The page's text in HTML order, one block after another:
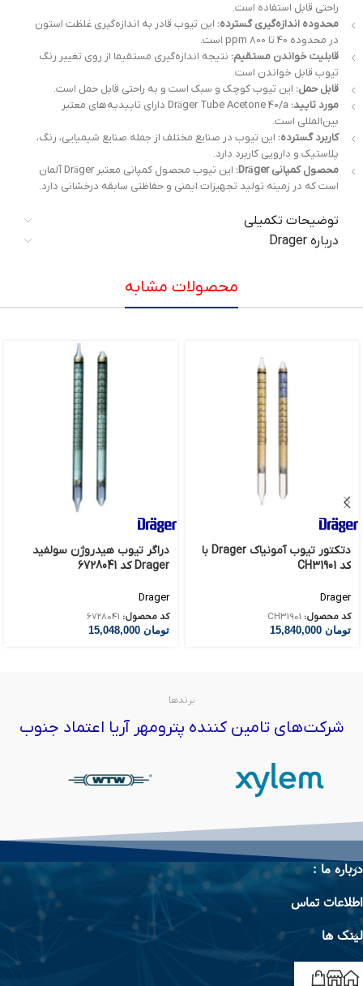
راحتی قابل استفاده است.
محدوده اندازه‌گیری گسترده: این تیوب قادر به اندازه‌گیری غلظت استون
در محدوده 40 تا 800 ppm است.
قابلیت خواندن مستقیم: نتیجه اندازه‌گیری مستقیما از روی تغییر رنگ
تیوب قابل خواندن است.
قابل حمل: این تیوب کوچک و سبک است و به راحتی قابل حمل است.
مورد تایید:
Dräger Tube Acetone 40/a دارای تاییدیه‌های معتبر
بین‌المللی است.
کاربرد گسترده: این تیوب در صنایع مختلف از جمله صنایع شیمیایی، رنگ،
پلاستیک و دارویی کاربرد دارد.
محصول کمپانی Dräger:
این تیوب محصول کمپانی معتبر Dräger آلمان
است که در زمینه تولید تجهیزات ایمنی و حفاظتی سابقه درخشانی دارد.
توضیحات تکمیلی
درباره Drager
محصولات مشابه
دتکتور تیوب آمونیاک Drager با
کد CH31901
Drager
کد محصول: CH31901
تومان
دراگر تیوب هیدروژن سولفید
Drager کد 6728041
Drager
کد محصول: 6728041
تومان
برندها
شرکت‌های تامین کننده پترومهر آریا اعتماد جنوب
درباره ما :
اطلاعات تماس
لینک ها
برند ها